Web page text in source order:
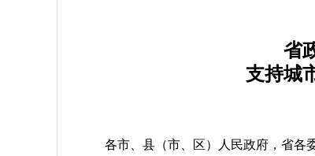
省
支持城
各市、县（市、区）人民政府，省各